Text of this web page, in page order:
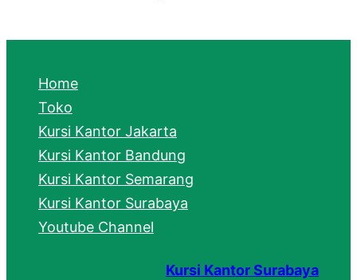
r
h
Home
Toko
Kursi Kantor Jakarta
Kursi Kantor Bandung
Kursi Kantor Semarang
Kursi Kantor Surabaya
Youtube Channel
Kursi Kantor Surabaya